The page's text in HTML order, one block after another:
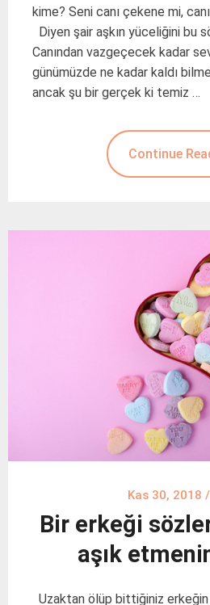
kime? Seni canı çekene mi,
Diyen şair aşkın yüceliğini bu
Canından vazgeçecek kadar
günümüzde ne kadar kaldı
ancak şu bir gerçek ki temiz …
Continue
Kas 30, 2018 /
Bir erkeği
aşık
Uzaktan ölüp bittiğiniz